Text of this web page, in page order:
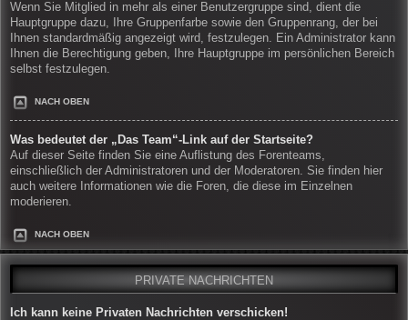
Wenn Sie Mitglied in mehr als einer Benutzergruppe sind, dient die
Hauptgruppe dazu, Ihre Gruppenfarbe sowie den Gruppenrang, der bei
Ihnen standardmäßig angezeigt wird, festzulegen. Ein Administrator kann
Ihnen die Berechtigung geben, Ihre Hauptgruppe im persönlichen Bereich
selbst festzulegen.
NACH OBEN
Was bedeutet der „Das Team“-Link auf der Startseite?
Auf dieser Seite finden Sie eine Auflistung des Forenteams,
einschließlich der Administratoren und der Moderatoren. Sie finden hier
auch weitere Informationen wie die Foren, die diese im Einzelnen
moderieren.
NACH OBEN
PRIVATE NACHRICHTEN
Ich kann keine Privaten Nachrichten verschicken!